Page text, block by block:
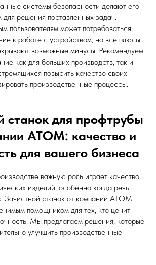
системы безопасности делают его
решения поставленных задач.
пользователям может потребоваться
к работе с устройством, но все плюсы
возможные минусы. Рекомендуем
как для больших производств, так и
повысить качество своих
производственные процессы.
станок для профтрубы
АТОМ: качество и
для вашего бизнеса
важную роль играет качество
изделий, особенно когда речь
Зачистной станок от компании АТОМ
помощником для тех, кто ценит
Мы предлагаем решения, которые
улучшить производственные